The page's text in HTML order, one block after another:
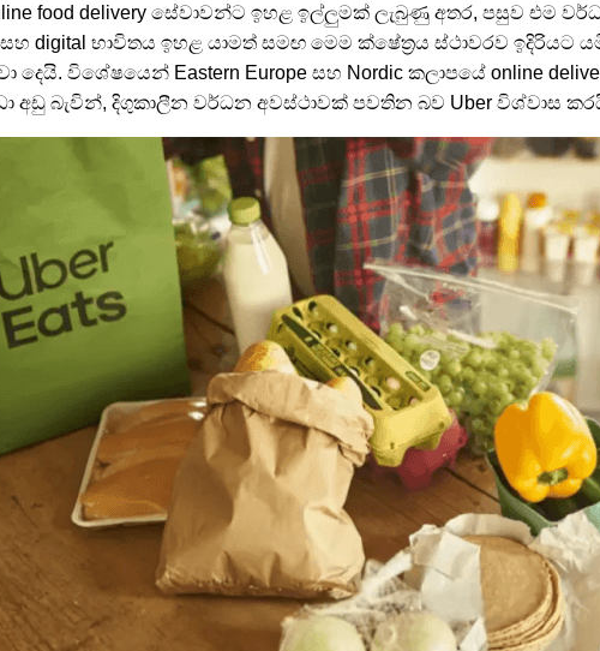
food delivery සේවාවන්ට ඉහළ ඉල්ලුමක් ලැබුණු අතර, පසුව එම
digital භාවිතය ඉහළ යාමත් සමඟ මෙම ක්ෂේත්‍රය ස්ථාවරව ඉදිරියට
විශේෂයෙන් Eastern Europe සහ Nordic කලාපයේ online
අඩු බැවින්, දිගුකාලීන වර්ධන අවස්ථාවක් පවතින බව Uber විශ්වාස